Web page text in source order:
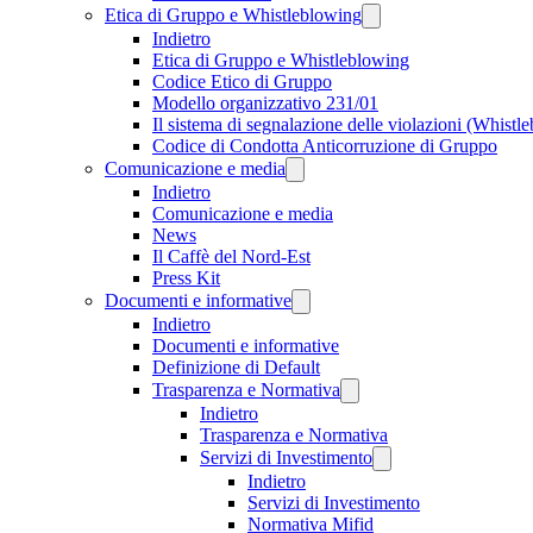
Etica di Gruppo e Whistleblowing
Indietro
Etica di Gruppo e Whistleblowing
Codice Etico di Gruppo
Modello organizzativo 231/01
Il sistema di segnalazione delle violazioni
Codice di Condotta Anticorruzione di Gruppo
Comunicazione e media
Indietro
Comunicazione e media
News
Il Caffè del Nord-Est
Press Kit
Documenti e informative
Indietro
Documenti e informative
Definizione di Default
Trasparenza e Normativa
Indietro
Trasparenza e Normativa
Servizi di Investimento
Indietro
Servizi di Investimento
Normativa Mifid